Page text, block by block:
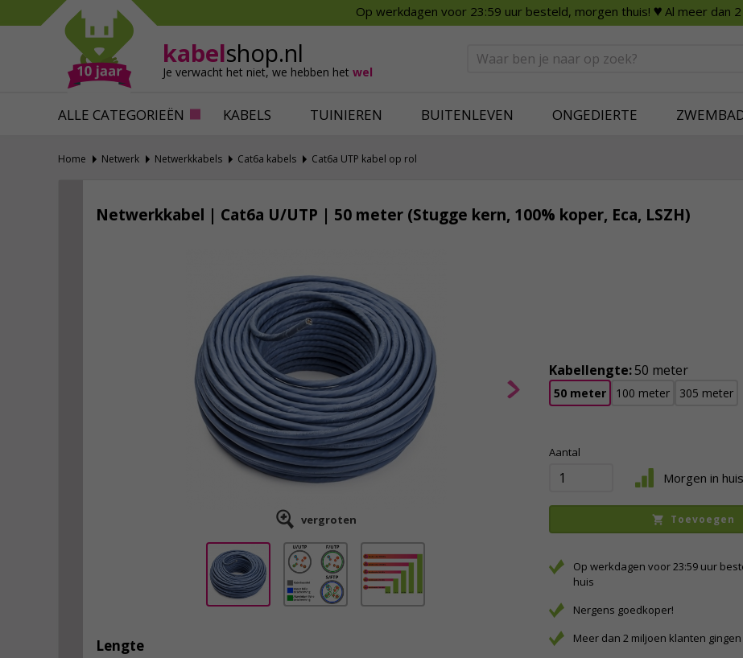
Op werkdagen voor 23:59 uur besteld, morgen thuis! ♥ Al meer dan
kabelshop.nl
Je verwacht het niet, we hebben het wel
ALLE CATEGORIEËN KABELS TUINIEREN BUITENLEVEN ONGEDIERTE
Mollen verjagen
Slakken bestrijden
Katten verjagen
Alles tegen ongedierte
Verfbenodigdheden
Behangbenodigdheden
Ventilatie
Smart Home
Deurbellen
Slimme beveiliging
Home Netwerk Netwerkkabels Cat6a kabels Cat6a UTP kabel op rol
Netwerkkabel | Cat6a U/UTP | 50 meter (Stugge kern, 100% koper, Eca, LSZH)
vergroten
Lengte
Kabellengte:50 meter
50 meter 100 meter 305 meter
Aantal
Morgen in
Toevoegen
Op werkdagen voor 23:59 uur
huis
Nergens goedkoper!
Meer dan 2 miljoen klanten